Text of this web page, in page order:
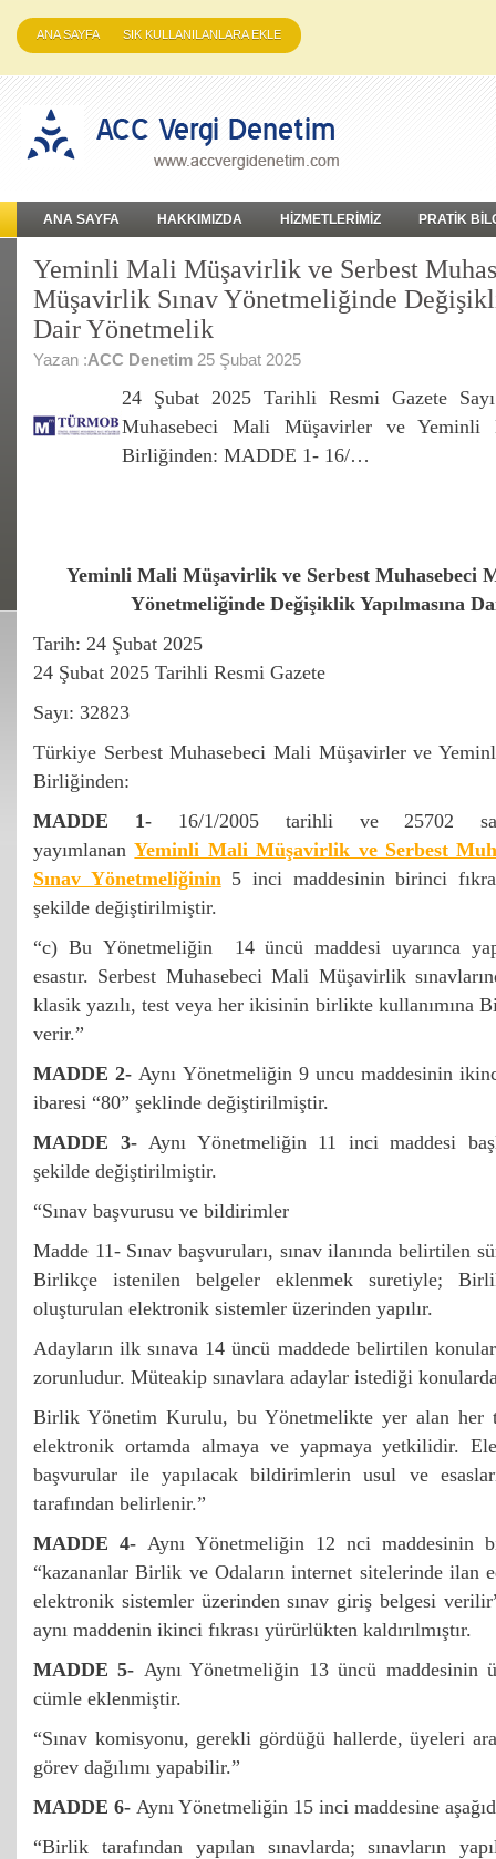
ANA SAYFA SIK KULLANILANLARA EKLE
ANA SAYFA HAKKIMIZDA HİZMETLERİMİZ PRATİK
Yeminli Mali Müşavirlik ve Serbest
Müşavirlik Sınav Yönetmeliğinde
Dair Yönetmelik
Yazan :ACC Denetim 25 Şubat 2025
24 Şubat 2025 Tarihli Resmi Gazete
Muhasebeci Mali Müşavirler ve Yeminli
Birliğinden: MADDE 1- 16/…
Yeminli Mali Müşavirlik ve Serbest Muhasebeci
Yönetmeliğinde Değişiklik Yapılmasına
Tarih: 24 Şubat 2025
24 Şubat 2025 Tarihli Resmi Gazete
Sayı: 32823
Türkiye Serbest Muhasebeci Mali Müşavirler ve
Birliğinden:
MADDE 1- 16/1/2005 tarihli ve 25702
yayımlananYeminli Mali Müşavirlik ve Serbest
Sınav Yönetmeliğinin5 inci maddesinin birinci
şekilde değiştirilmiştir.
“c) Bu Yönetmeliğin 14 üncü maddesi uyarınca
esastır. Serbest Muhasebeci Mali Müşavirlik
klasik yazılı, test veya her ikisinin birlikte kullanımına
verir.”
MADDE 2-Aynı Yönetmeliğin 9 uncu maddesinin
ibaresi “80” şeklinde değiştirilmiştir.
MADDE 3- Aynı Yönetmeliğin 11 inci maddesi
şekilde değiştirilmiştir.
“Sınav başvurusu ve bildirimler
Madde 11- Sınav başvuruları, sınav ilanında belirtilen
Birlikçe istenilen belgeler eklenmek suretiyle;
oluşturulan elektronik sistemler üzerinden yapılır.
Adayların ilk sınava 14 üncü maddede belirtilen
zorunludur. Müteakip sınavlara adaylar istediği
Birlik Yönetim Kurulu, bu Yönetmelikte yer alan her
elektronik ortamda almaya ve yapmaya yetkilidir.
başvurular ile yapılacak bildirimlerin usul ve
tarafından belirlenir.”
MADDE 4- Aynı Yönetmeliğin 12 nci maddesinin
“kazananlar Birlik ve Odaların internet sitelerinde ilan
elektronik sistemler üzerinden sınav giriş belgesi
aynı maddenin ikinci fıkrası yürürlükten kaldırılmıştır.
MADDE 5- Aynı Yönetmeliğin 13 üncü maddesinin
cümle eklenmiştir.
“Sınav komisyonu, gerekli gördüğü hallerde, üyeleri
görev dağılımı yapabilir.”
MADDE 6- Aynı Yönetmeliğin 15 inci maddesine
“Birlik tarafından yapılan sınavlarda; sınavların